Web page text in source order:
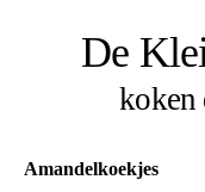
De
koken
Amandelkoekjes